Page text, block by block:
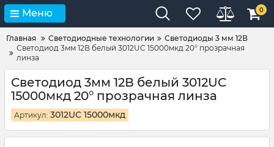
Меню 0
Главная Светодиодные технологии
Светодиоды 3 мм 12В
Светодиод 3мм 12В белый 3012UC 15000мкд 20° прозрачная
линза
Светодиод 3мм 12В белый 3012UC
15000мкд 20° прозрачная линза
Артикул: 3012UC 15000мкд